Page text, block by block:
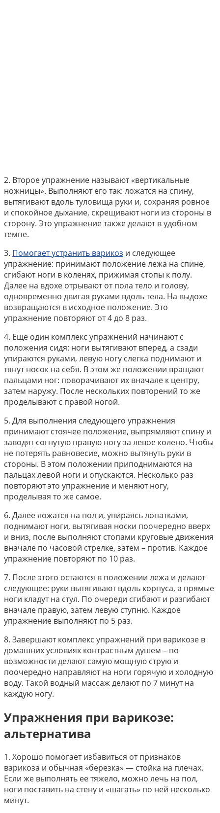
2.​ Второе упражнение называют «вертикальные
ножницы». Выполняют его так: ложатся на спину,
вытягивают вдоль туловища руки и, сохраняя ровное
и спокойное дыхание, скрещивают ноги из стороны в
сторону. Это упражнение также делают в удобном
темпе.
3.​ Помогает устранить варикоз и следующее
упражнение: принимают положение лежа на спине,
сгибают ноги в коленях, прижимая стопы к полу.
Далее на вдохе отрывают от пола тело и голову,
одновременно двигая руками вдоль тела. На выдохе
возвращаются в исходное положение. Это
упражнение повторяют от 4 до 8 раз.
4.​ Еще один комплекс упражнений начинают с
положения сидя: ноги вытягивают вперед, а сзади
упираются руками, левую ногу слегка поднимают и
тянут носок на себя. В этом же положении вращают
пальцами ног: поворачивают их вначале к центру,
затем наружу. После нескольких повторений то же
проделывают с правой ногой.
5.​ Для выполнения следующего упражнения
принимают стоячее положение, выпрямляют спину и
заводят согнутую правую ногу за левое колено. Чтобы
не потерять равновесие, можно вытянуть руки в
стороны. В этом положении приподнимаются на
пальцах левой ноги и опускаются. Несколько раз
повторяют это упражнение и меняют ногу,
проделывая то же самое.
6.​ Далее ложатся на пол и, упираясь лопатками,
поднимают ноги, вытягивая носки поочередно вверх
и вниз, после выполняют стопами круговые движения
вначале по часовой стрелке, затем – против. Каждое
упражнение повторяют по 10 раз.
7.​ После этого остаются в положении лежа и делают
следующее: руки вытягивают вдоль корпуса, а прямые
ноги кладут на стул. По очереди сгибают и разгибают
вначале правую, затем левую ступню. Каждое
упражнение выполняют по 5 раз.
8.​ Завершают комплекс упражнений при варикозе в
домашних условиях контрастным душем – по
возможности делают самую мощную струю и
поочередно направляют на ноги горячую и холодную
воду. Такой водный массаж делают по 7 минут на
каждую ногу.
Упражнения при варикозе:
альтернатива
1.​ Хорошо помогает избавиться от признаков
варикоза и обычная «березка» — стойка на плечах.
Если же выполнять ее тяжело, можно лечь на пол,
ноги поставить на стену и «шагать» по ней несколько
минут.